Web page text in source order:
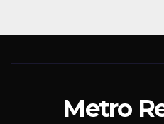
Metro